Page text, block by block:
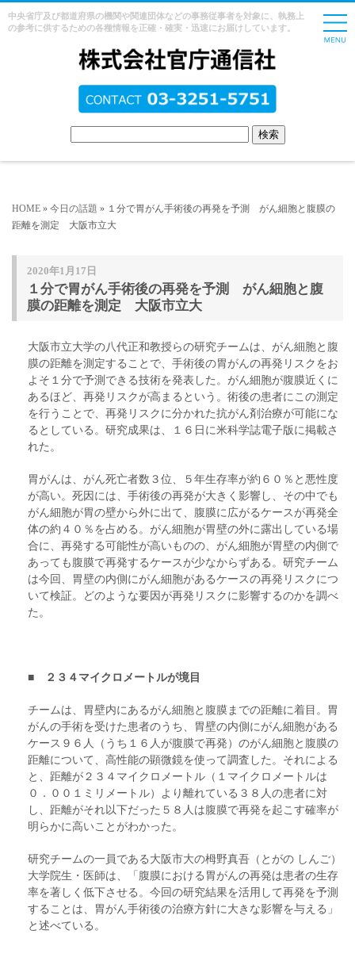
中央省庁及び都道府県の機関や関連団体などの事務従事者を対象に、執務上
の参考に供するための各種情報を正確・確実・迅速にお届けしています。
HOME » 今日の話題 » １分で胃がん手術後の再発を予測 がん細胞と腹膜の
距離を測定 大阪市立大
2020年1月17日
１分で胃がん手術後の再発を予測 がん細胞と腹
膜の距離を測定 大阪市立大
大阪市立大学の八代正和教授らの研究チームは、がん細胞と腹
膜の距離を測定することで、手術後の胃がんの再発リスクをお
よそ１分で予測できる技術を発表した。がん細胞が腹膜近くに
あるほど、再発リスクが高まるという。術後の患者にこの測定
を行うことで、再発リスクに分かれた抗がん剤治療が可能にな
るとしている。研究成果は、１６日に米科学誌電子版に掲載さ
れた。
胃がんは、がん死亡者数３位、５年生存率が約６０％と悪性度
が高い。死因には、手術後の再発が大きく影響し、その中でも
がん細胞が胃の壁から外に出て、腹膜に広がるケースが再発全
体の約４０％を占める。がん細胞が胃壁の外に露出している場
合に、再発する可能性が高いものの、がん細胞が胃壁の内側で
あっても腹膜で再発するケースが少なからずある。研究チーム
は今回、胃壁の内側にがん細胞があるケースの再発リスクにつ
いて検証。どのような要因が再発リスクに影響するのかを調べ
た。
■ ２３４マイクロメートルが境目
チームは、胃壁内にあるがん細胞と腹膜までの距離に着目。胃
がんの手術を受けた患者のうち、胃壁の内側にがん細胞がある
ケース９６人（うち１６人が腹膜で再発）のがん細胞と腹膜の
距離について、高性能の顕微鏡を使って調査した。それによる
と、距離が２３４マイクロメートル（１マイクロメートルは
０．００１ミリメートル）より離れている３８人の患者に対
し、距離がそれ以下だった５８人は腹膜で再発を起こす確率が
明らかに高いことがわかった。
研究チームの一員である大阪市大の栂野真吾（とがの しんご）
大学院生・医師は、「腹膜における胃がんの再発は患者の生存
率を著しく低下させる。今回の研究結果を活用して再発を予測
することは、胃がん手術後の治療方針に大きな影響を与える」
と述べている。